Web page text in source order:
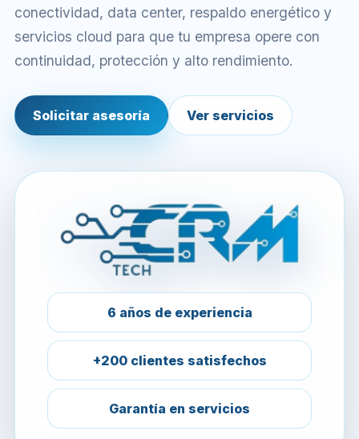
conectividad, data center, respaldo energético y
servicios cloud para que tu empresa opere con
continuidad, protección y alto rendimiento.
Solicitar asesoría Ver servicios
6 años de experiencia
+200 clientes satisfechos
Garantía en servicios